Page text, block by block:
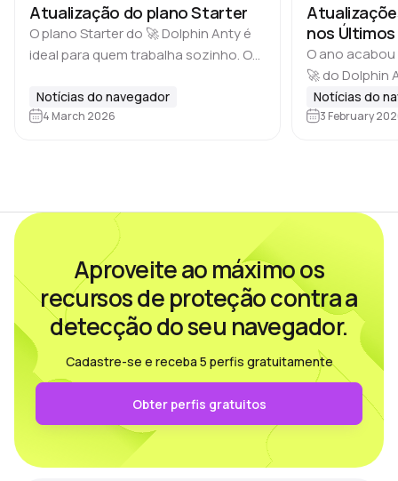
Atualização do plano Starter
O plano Starter do 🚀 Dolphin Anty é
ideal para quem trabalha sozinho. O
versão básica por US$10 por mês
permite criar até…
Notícias do navegador
4 March 2026
nos
O ano
🚀 do Dolphin
série de
tornar o
Notícias do
3 February
Aproveite ao máximo os
recursos de proteção contra a
detecção do seu navegador.
Cadastre-se e receba 5 perfis gratuitamente
Obter perfis gratuitos